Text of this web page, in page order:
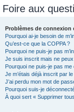
Foire aux
Problèmes de connexion
Pourquoi ai-je besoin de
Qu’est-ce que la COPPA ?
Pourquoi ne puis-je pas
Je suis inscrit mais ne
Pourquoi ne puis-je pas
Je m’étais déjà inscrit par
J’ai perdu mon mot de
Pourquoi suis-je
À quoi sert « Supprimer